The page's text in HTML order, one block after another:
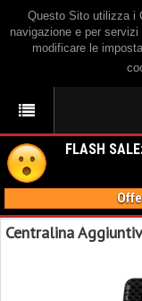
Questo Sito utilizza i
navigazione e per
modificare le
FLASH
Centralina